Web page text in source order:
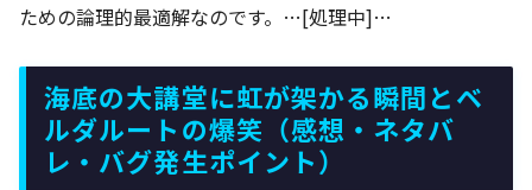
ための論理的最適解なのです。…[処理中]…
海底の大講堂に虹が架かる瞬間とベ
ルダルートの爆笑（感想・ネタバ
レ・バグ発生ポイント）